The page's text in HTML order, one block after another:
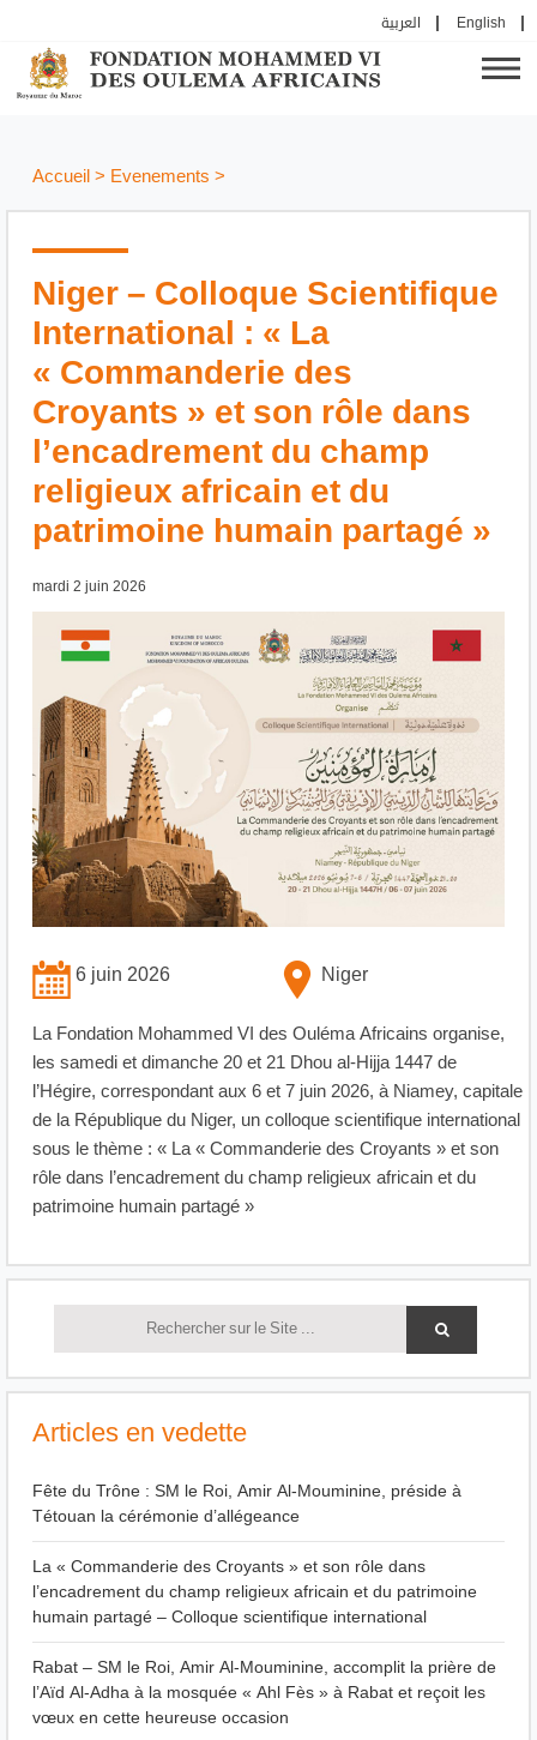
العربية English
Accueil> Evenements >
Niger – Colloque Scientifique
International : « La
« Commanderie des
Croyants » et son rôle dans
l’encadrement du champ
religieux africain et du
patrimoine humain partagé »
mardi 2 juin 2026
6 juin 2026 Niger
La Fondation Mohammed VI des Ouléma Africains organise,
les samedi et dimanche 20 et 21 Dhou al-Hijja 1447 de
l’Hégire, correspondant aux 6 et 7 juin 2026, à Niamey, capitale
de la République du Niger, un colloque scientifique international
sous le thème : « La « Commanderie des Croyants » et son
rôle dans l’encadrement du champ religieux africain et du
patrimoine humain partagé »
Articles en vedette
Fête du Trône : SM le Roi, Amir Al-Mouminine, préside à
Tétouan la cérémonie d’allégeance
La « Commanderie des Croyants » et son rôle dans
l’encadrement du champ religieux africain et du patrimoine
humain partagé – Colloque scientifique international
Rabat – SM le Roi, Amir Al-Mouminine, accomplit la prière de
l’Aïd Al-Adha à la mosquée « Ahl Fès » à Rabat et reçoit les
vœux en cette heureuse occasion